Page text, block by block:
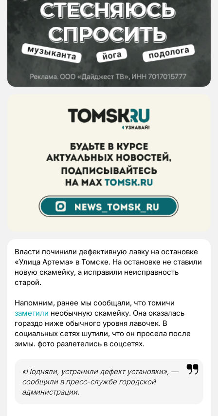
Власти починили дефективную лавку на остановке
«Улица Артема» в Томске. На остановке не ставили
новую скамейку, а исправили неисправность
старой.
Напомним, ранее мы сообщали, что томичи
заметили необычную скамейку. Она оказалась
гораздо ниже обычного уровня лавочек. В
социальных сетях шутили, что он просела после
зимы. фото разлетелись в соцсетях.
«Подняли, устранили дефект установки», —
сообщили в пресс-службе городской
администрации.